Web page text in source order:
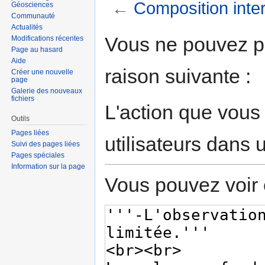
← Composition
Vous ne pouvez
raison suivante :
L'action que
utilisateurs dans
Vous pouvez
Géosciences
Communauté
Actualités
Modifications récentes
Page au hasard
Aide
Créer une nouvelle
page
Galerie des nouveaux
fichiers
Outils
Pages liées
Suivi des pages liées
Pages spéciales
Information sur la page